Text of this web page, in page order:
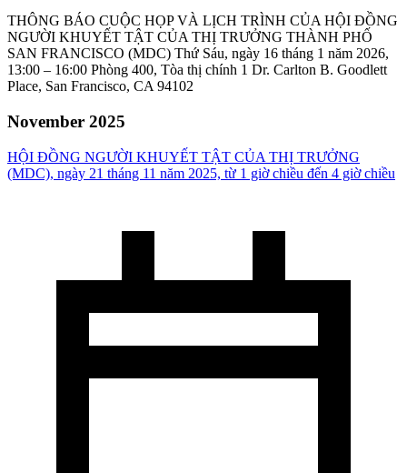
THÔNG BÁO CUỘC HỌP VÀ LỊCH TRÌNH CỦA HỘI ĐỒNG
NGƯỜI KHUYẾT TẬT CỦA THỊ TRƯỞNG THÀNH PHỐ
SAN FRANCISCO (MDC) Thứ Sáu, ngày 16 tháng 1 năm 2026,
13:00 – 16:00 Phòng 400, Tòa thị chính 1 Dr. Carlton B. Goodlett
Place, San Francisco, CA 94102
November 2025
HỘI ĐỒNG NGƯỜI KHUYẾT TẬT CỦA THỊ TRƯỞNG
(MDC), ngày 21 tháng 11 năm 2025, từ 1 giờ chiều đến 4 giờ chiều